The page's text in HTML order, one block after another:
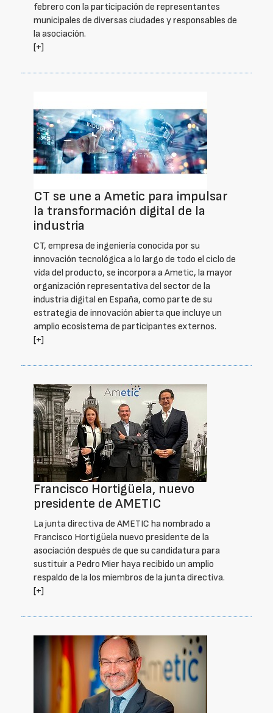
febrero con la participación de representantes
municipales de diversas ciudades y responsables de
la asociación.
[+]
CT se une a Ametic para impulsar
la transformación digital de la
industria
CT, empresa de ingeniería conocida por su
innovación tecnológica a lo largo de todo el ciclo de
vida del producto, se incorpora a Ametic, la mayor
organización representativa del sector de la
industria digital en España, como parte de su
estrategia de innovación abierta que incluye un
amplio ecosistema de participantes externos.
[+]
Francisco Hortigüela, nuevo
presidente de AMETIC
La junta directiva de AMETIC ha nombrado a
Francisco Hortigüela nuevo presidente de la
asociación después de que su candidatura para
sustituir a Pedro Mier haya recibido un amplio
respaldo de la los miembros de la junta directiva.
[+]